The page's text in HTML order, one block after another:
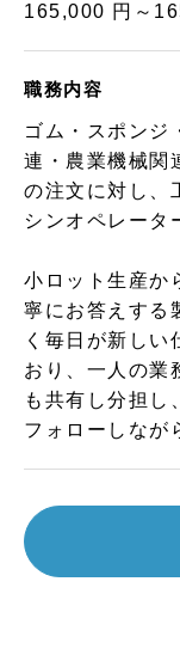
165,000 円～
職務内容
ゴム・スポンジ
連・農業機械関
の注文に対し、
シンオペレータ
小ロット生産か
寧にお答えする
く毎日が新しい
おり、一人の業
も共有し分担し
フォローしなが